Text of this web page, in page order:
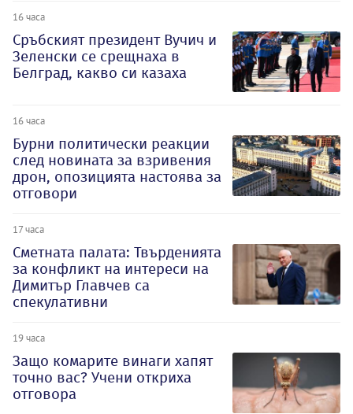
16 часа
Сръбският президент Вучич и
Зеленски се срещнаха в
Белград, какво си казаха
16 часа
Бурни политически реакции
след новината за взривения
дрон, опозицията настоява за
отговори
17 часа
Сметната палата: Твърденията
за конфликт на интереси на
Димитър Главчев са
спекулативни
19 часа
Защо комарите винаги хапят
точно вас? Учени откриха
отговора